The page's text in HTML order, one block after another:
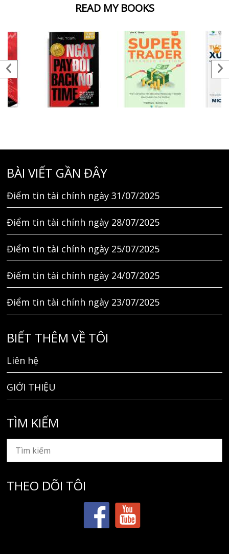
READ MY BOOKS
BÀI VIẾT GẦN ĐÂY
Điểm tin tài chính ngày 31/07/2025
Điểm tin tài chính ngày 28/07/2025
Điểm tin tài chính ngày 25/07/2025
Điểm tin tài chính ngày 24/07/2025
Điểm tin tài chính ngày 23/07/2025
BIẾT THÊM VỀ TÔI
Liên hệ
GIỚI THIỆU
TÌM KIẾM
THEO DÕI TÔI